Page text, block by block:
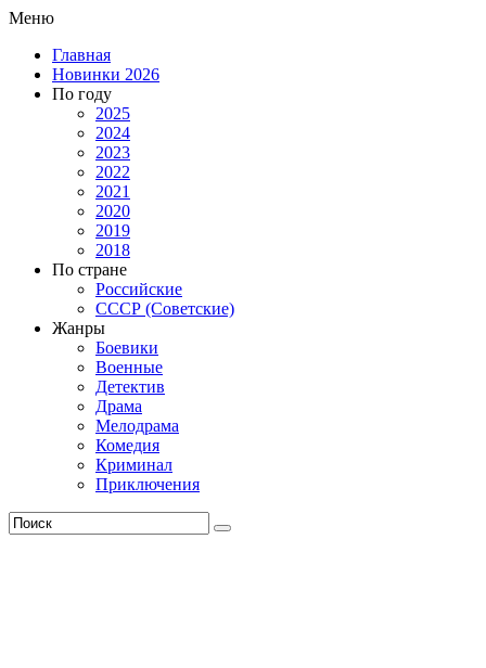
Меню
Главная
Новинки 2026
По году
2025
2024
2023
2022
2021
2020
2019
2018
По стране
Российские
СССР (Советские)
Жанры
Боевики
Военные
Детектив
Драма
Мелодрама
Комедия
Криминал
Приключения